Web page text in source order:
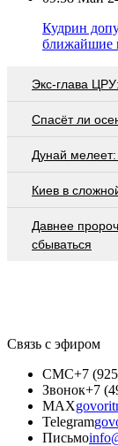
Кудрин
ближайшие
Экс-глава
Спасёт ли
Дунай мелеет:
Киев в
Давнее
сбываться
Связь с эфиром
СМС+7
Звонок+7
MAX
Telegram
Письмо